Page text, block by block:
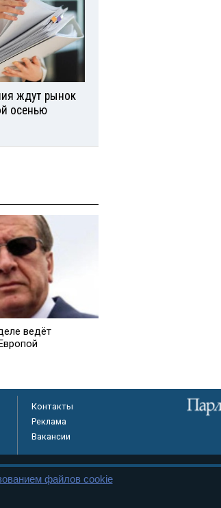
ждут рынок
осенью
ведёт
Контакты
Реклама
Вакансии
файлов cookie